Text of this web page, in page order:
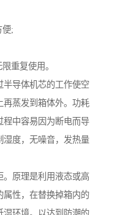
便;
重复使用。
半导体机芯的工作使空
再蒸发到箱体外。功耗
程中容易因为断电而导
湿度，无噪音，发热量
。原理是利用液态或高
属性，在替换掉箱内的